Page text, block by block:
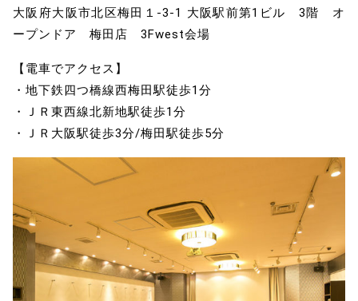
大阪府大阪市北区梅田１-3-1 大阪駅前第1ビル 3階 オ
ープンドア 梅田店 3Fwest会場
【電車でアクセス】
・地下鉄四つ橋線西梅田駅徒歩1分
・ＪＲ東西線北新地駅徒歩1分
・ＪＲ大阪駅徒歩3分/梅田駅徒歩5分